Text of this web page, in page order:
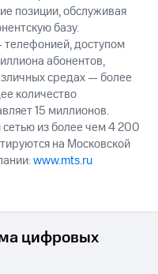
позиции, обслуживая
базу.
доступом
абонентов,
средах — более
количество
15 миллионов.
из более чем 4 200
на Московской
www.mts.ru
цифровых